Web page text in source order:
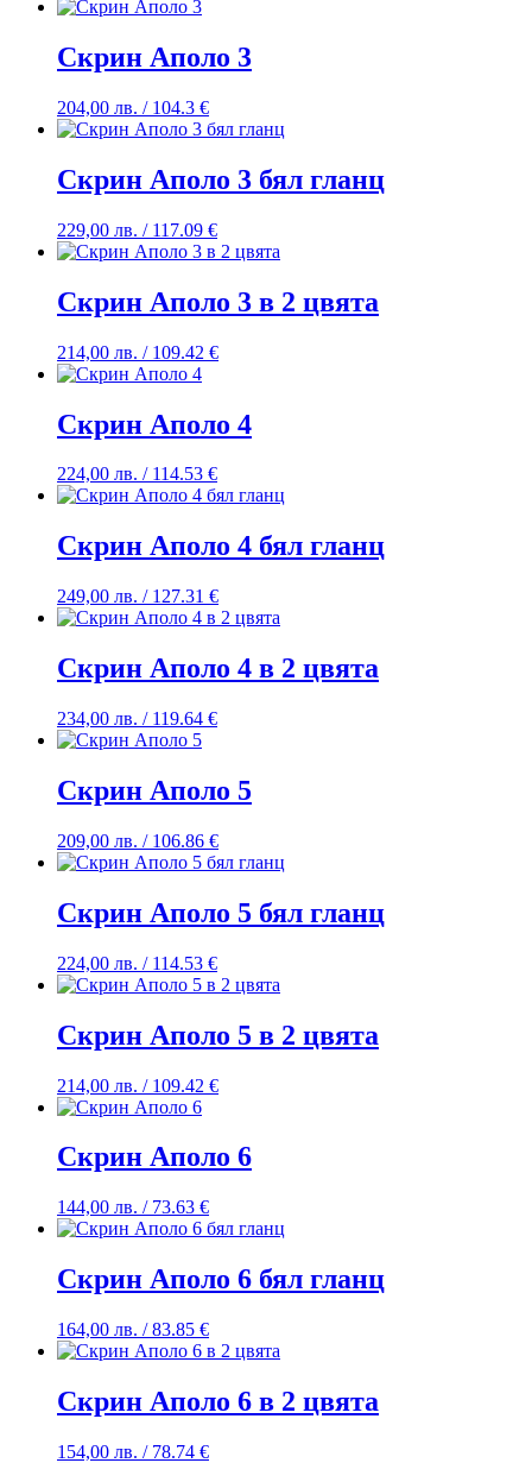
Скрин Аполо 3
204,00 лв. / 104.3 €
Скрин Аполо 3 бял гланц
229,00 лв. / 117.09 €
Скрин Аполо 3 в 2 цвята
214,00 лв. / 109.42 €
Скрин Аполо 4
224,00 лв. / 114.53 €
Скрин Аполо 4 бял гланц
249,00 лв. / 127.31 €
Скрин Аполо 4 в 2 цвята
234,00 лв. / 119.64 €
Скрин Аполо 5
209,00 лв. / 106.86 €
Скрин Аполо 5 бял гланц
224,00 лв. / 114.53 €
Скрин Аполо 5 в 2 цвята
214,00 лв. / 109.42 €
Скрин Аполо 6
144,00 лв. / 73.63 €
Скрин Аполо 6 бял гланц
164,00 лв. / 83.85 €
Скрин Аполо 6 в 2 цвята
154,00 лв. / 78.74 €